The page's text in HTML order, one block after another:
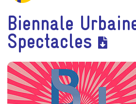
Biennale
Spectacles